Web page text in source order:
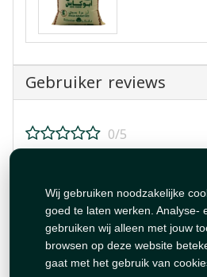
Wij gebruiken noodzakelijke
goed te laten werken. Analyse-
gebruiken wij alleen met jouw
browsen op deze website
gaat met het gebruik van
Gebruiker reviews
0/5